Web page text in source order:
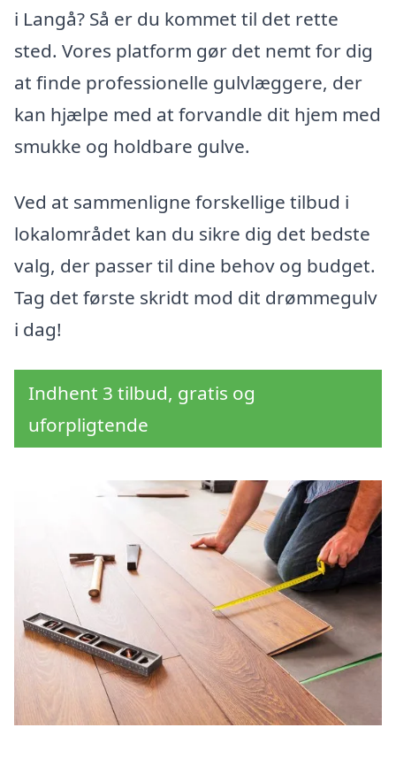
i Langå? Så er du kommet til det rette
sted. Vores platform gør det nemt for dig
at finde professionelle gulvlæggere, der
kan hjælpe med at forvandle dit hjem med
smukke og holdbare gulve.
Ved at sammenligne forskellige tilbud i
lokalområdet kan du sikre dig det bedste
valg, der passer til dine behov og budget.
Tag det første skridt mod dit drømmegulv
i dag!
Indhent 3 tilbud, gratis og
uforpligtende